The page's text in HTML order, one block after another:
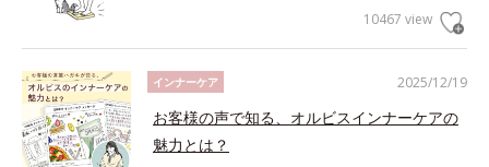
10467 view
2025/12/19
インナーケア
お客様の声で知る、オルビスインナーケアの
魅力とは？